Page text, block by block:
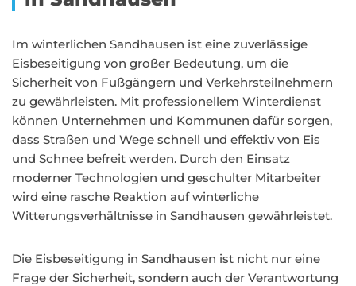
Im winterlichen Sandhausen ist eine zuverlässige
Eisbeseitigung von großer Bedeutung, um die
Sicherheit von Fußgängern und Verkehrsteilnehmern
zu gewährleisten. Mit professionellem Winterdienst
können Unternehmen und Kommunen dafür sorgen,
dass Straßen und Wege schnell und effektiv von Eis
und Schnee befreit werden. Durch den Einsatz
moderner Technologien und geschulter Mitarbeiter
wird eine rasche Reaktion auf winterliche
Witterungsverhältnisse in Sandhausen gewährleistet.
Die Eisbeseitigung in Sandhausen ist nicht nur eine
Frage der Sicherheit, sondern auch der Verantwortung